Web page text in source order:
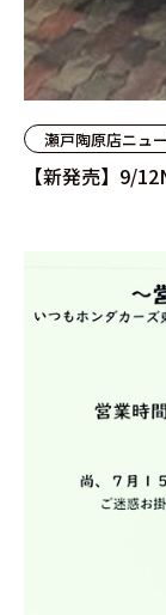
瀬戸陶原店ニュ
【新発売】9/